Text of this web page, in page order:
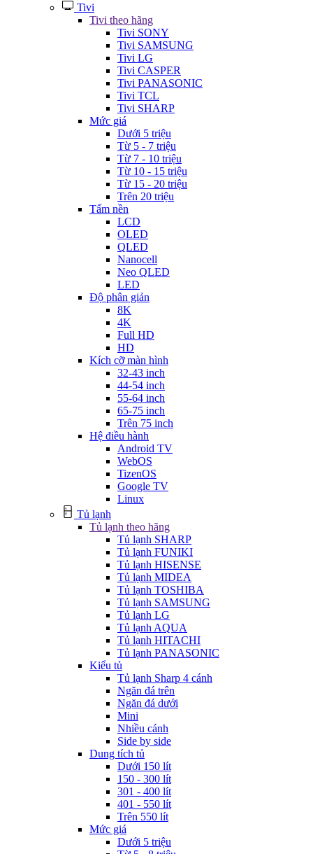
Tivi
Tivi theo hãng
Tivi SONY
Tivi SAMSUNG
Tivi LG
Tivi CASPER
Tivi PANASONIC
Tivi TCL
Tivi SHARP
Mức giá
Dưới 5 triệu
Từ 5 - 7 triệu
Từ 7 - 10 triệu
Từ 10 - 15 triệu
Từ 15 - 20 triệu
Trên 20 triệu
Tấm nền
LCD
OLED
QLED
Nanocell
Neo QLED
LED
Độ phân giản
8K
4K
Full HD
HD
Kích cỡ màn hình
32-43 inch
44-54 inch
55-64 inch
65-75 inch
Trên 75 inch
Hệ điều hành
Android TV
WebOS
TizenOS
Google TV
Linux
Tủ lạnh
Tủ lạnh theo hãng
Tủ lạnh SHARP
Tủ lạnh FUNIKI
Tủ lạnh HISENSE
Tủ lạnh MIDEA
Tủ lạnh TOSHIBA
Tủ lạnh SAMSUNG
Tủ lạnh LG
Tủ lạnh AQUA
Tủ lạnh HITACHI
Tủ lạnh PANASONIC
Kiểu tủ
Tủ lạnh Sharp 4 cánh
Ngăn đá trên
Ngăn đá dưới
Mini
Nhiều cánh
Side by side
Dung tích tủ
Dưới 150 lít
150 - 300 lít
301 - 400 lít
401 - 550 lít
Trên 550 lít
Mức giá
Dưới 5 triệu